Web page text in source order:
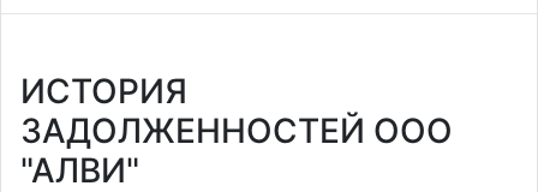
ИСТОРИЯ
ЗАДОЛЖЕННОСТЕЙ ООО
"АЛВИ"